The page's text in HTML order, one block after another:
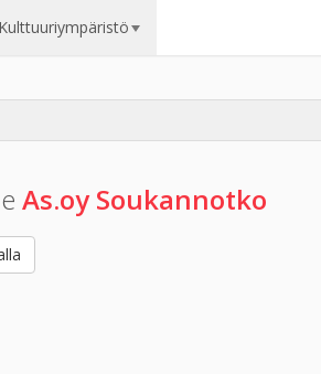
Kulttuuriympäristö
As.oy Soukannotko